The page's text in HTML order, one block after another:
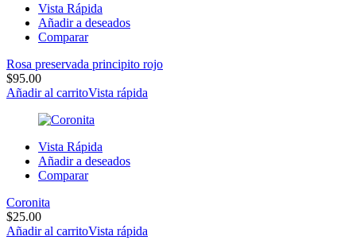
Vista Rápida
Añadir a deseados
Comparar
Rosa preservada principito rojo
$95.00
Añadir al carritoVista rápida
Vista Rápida
Añadir a deseados
Comparar
Coronita
$25.00
Añadir al carritoVista rápida